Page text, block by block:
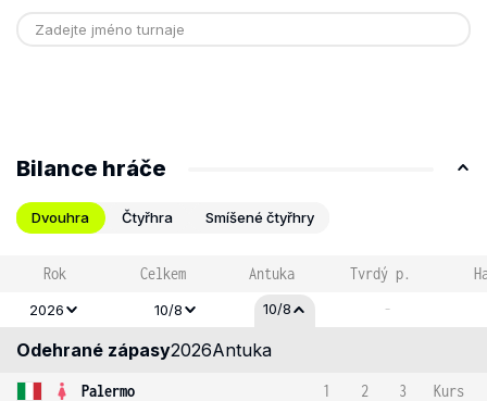
Bilance hráče
Dvouhra Čtyřhra Smíšené čtyřhry
Rok Celkem Antuka Tvrdý p.
2026 10/8 10/8 -
Odehrané zápasy2026Antuka
Palermo 1 2 3
Kurs